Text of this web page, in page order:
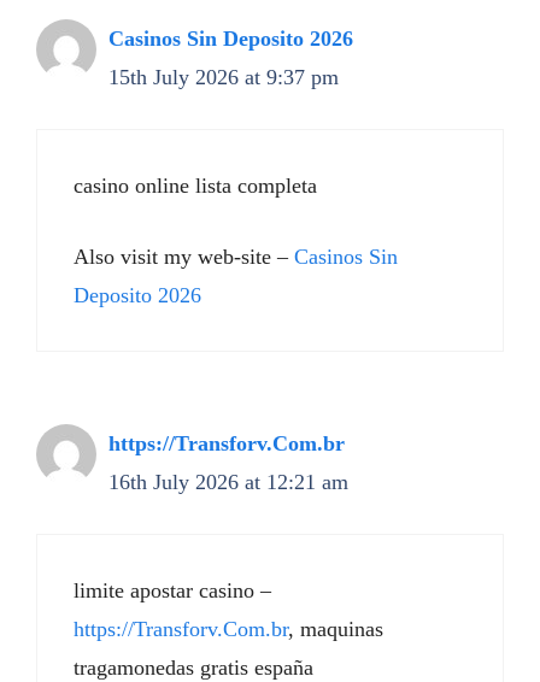
Casinos Sin Deposito 2026
15th July 2026 at 9:37 pm
casino online lista completa
Also visit my web-site – Casinos Sin
Deposito 2026
https://Transforv.Com.br
16th July 2026 at 12:21 am
limite apostar casino –
https://Transforv.Com.br, maquinas
tragamonedas gratis españa